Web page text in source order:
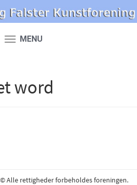
Toggle
MENU
word
Alle rettigheder forbeholdes foreningen.